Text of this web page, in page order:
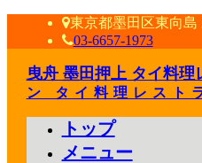
東京都墨田区東向島
03-6657-1973
曳舟 墨田押上 タイ料理
ン タイ料理レスト
トップ
メニュー